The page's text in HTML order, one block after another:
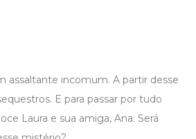
assaltante incomum. A partir desse
E para passar por tudo
Laura e sua amiga, Ana. Será